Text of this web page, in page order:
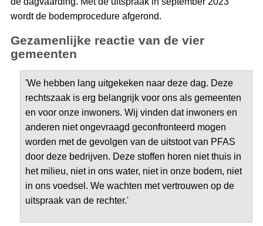
wordt de bodemprocedure afgerond.
Gezamenlijke reactie van de vier
gemeenten
'We hebben lang uitgekeken naar deze dag. Deze
rechtszaak is erg belangrijk voor ons als gemeenten
en voor onze inwoners. Wij vinden dat inwoners en
anderen niet ongevraagd geconfronteerd mogen
worden met de gevolgen van de uitstoot van PFAS
door deze bedrijven. Deze stoffen horen niet thuis in
het milieu, niet in ons water, niet in onze bodem, niet
in ons voedsel. We wachten met vertrouwen op de
uitspraak van de rechter.'